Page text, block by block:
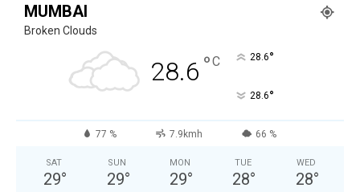
MUMBAI
Broken Clouds
28.6 °C 28.6°
28.6°
77 % 7.9kmh 66 %
SAT
29°
SUN
29°
MON
29°
TUE
28°
WED
28°